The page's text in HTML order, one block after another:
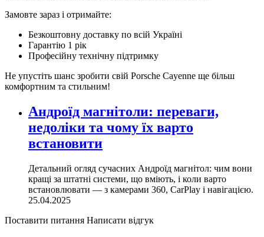
Замовте зараз і отримайте:
Безкоштовну доставку по всій Україні
Гарантію 1 рік
Професійну технічну підтримку
Не упустіть шанс зробити свій Porsche Cayenne ще більш
комфортним та стильним!
Андроїд магнітоли: переваги,
недоліки та чому їх варто
встановити
Детальний огляд сучасних Андроїд магнітол: чим вони
кращі за штатні системи, що вміють, і коли варто
встановлювати — з камерами 360, CarPlay і навігацією.
25.04.2025
Поставити питання Написати відгук